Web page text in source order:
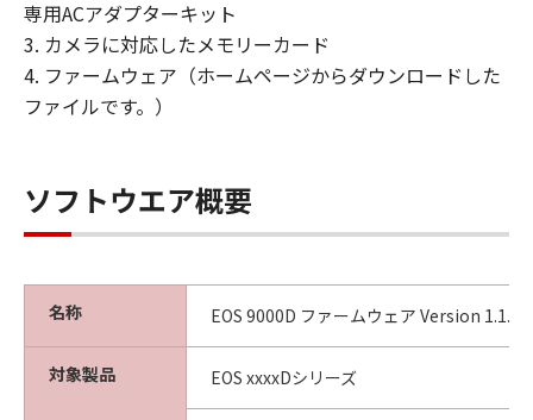
(1) 「許諾ソフトウェア」は、『現状有姿
（AS-IS）』の状態で使用許諾されます。キ
ヤノン、キヤノンの子会社、キヤノンの関
連会社、それらの販売代理店または販売
｢許諾ソフトウェア」に関して、商品性お
よび特定の目的への適合性、第三者の権利
ア」に欠陥がないことを含め、いかなる保
証も、明示たると黙示たるとを問わず一切
しないものとします。
(2) キヤノン、キヤノンの子会社、キヤノン
の関連会社、それらの販売代理店または販
専用ACアダプターキット
3. カメラに対応したメモリーカード
4. ファームウェア（ホームページからダウンロードした
ファイルです。）
ソフトウエア概要
名称 EOS 9000D ファームウェア Version 1.1.0
対象製品 EOS xxxxDシリーズ